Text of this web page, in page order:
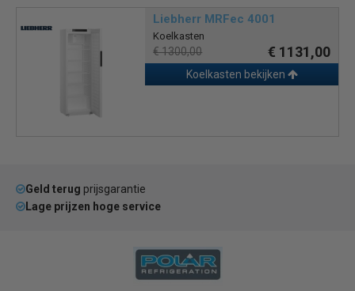
Liebherr MRFec 4001
Koelkasten
€ 1300,00 € 1131,00
Koelkasten bekijken
Geld terug prijsgarantie
Lage prijzen hoge service